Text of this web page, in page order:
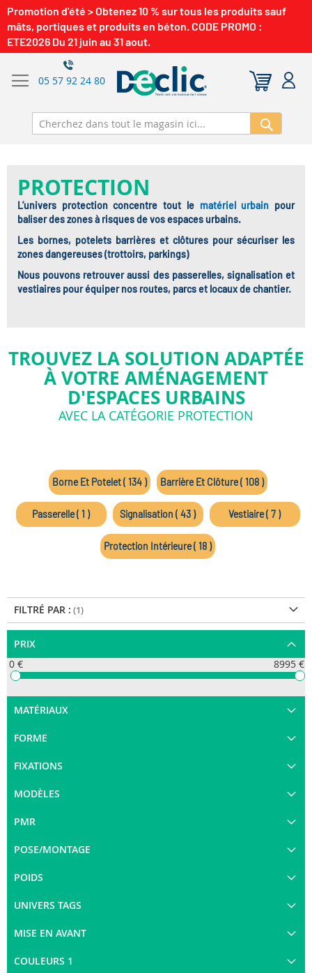
Promotion d'été > Obtenez 10 % sur tous les produits sauf
mâts, portiques et produits en béton. CODE PROMO :
ETE2026 Du 21 juin au 31 aout.
05 57 92 24 80
PROTECTION
L’univers protection concentre tout le matériel urbain pour
baliser des zones à risques de vos espaces urbains.
Les bornes, potelets barrières et clôtures pour sécuriser les
zones dangereuses (trottoirs, parkings)
Nous pouvons retrouver aussi des passerelles, signalisation et
vestiaires pour équiper nos routes, parcs et locaux de chantier.
TROUVEZ LA SOLUTION ADAPTÉE
À VOTRE AMÉNAGEMENT
D'ESPACES URBAINS
AVEC LA CATÉGORIE PROTECTION
Borne Et Potelet ( 134 ) Barrière Et Clôture ( 108 )
Passerelle ( 1 ) Signalisation ( 43 ) Vestiaire ( 7 )
Protection Intérieure ( 18 )
FILTRÉ PAR :
PRIX
0 €
8995 €
MATÉRIAUX
FORME
FIXATIONS
MODÈLES
PMR
POSE/MONTAGE
POIDS
UNIVERS TAGS
MISE EN AVANT
COULEURS 1